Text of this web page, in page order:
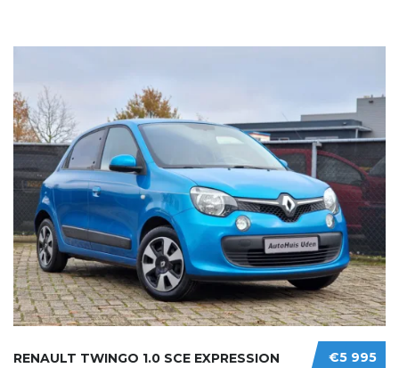
€5 995
RENAULT TWINGO 1.0 SCE EXPRESSION